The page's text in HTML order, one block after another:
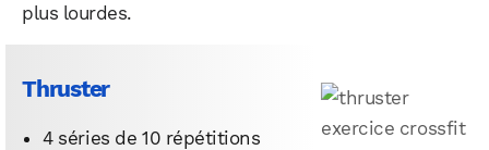
plus lourdes.
Thruster
4 séries de 10 répétitions